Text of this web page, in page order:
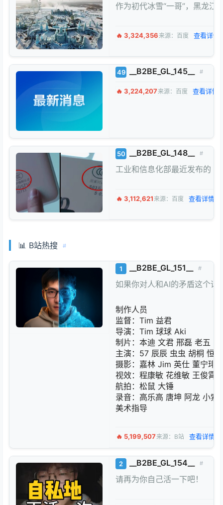
作为初代冰雪“一哥”，黑龙
🔥 3,324,356来源：百度 查看详情
49 __B2BE_GL_145__ #
🔥 3,224,207来源：百度 查看详情
50 __B2BE_GL_148__ #
工业和信息化部最近发布的
🔥 3,112,621来源：百度 查看详情 →
📊 B站热搜 #
1 __B2BE_GL_151__ #
如果你对人和AI的矛盾这个话
制作人员
监督：Tim 益君
导演：Tim 球球 Aki
制片：本迪 文君 邢磊 老五
主演：57 辰辰 虫虫 胡桐 恒
摄影：嘉林 Jim 英仕 董宁琲
视效：程康敏 花维敏 王俊霄
航拍：松鼠 大锤
录音：高乐高 唐坤 阿龙 小索
美术指导
🔥 5,199,507来源：B站 查看详情 →
2 __B2BE_GL_154__ #
请再为你自己活一下吧！